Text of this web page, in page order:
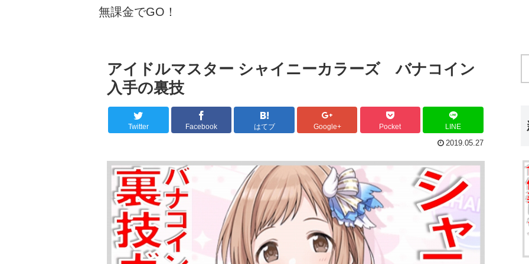
無課金でGO！
アイドルマスター シャイニーカラーズ バナコイン
入手の裏技
Twitter Facebook はてブ Google+ Pocket LINE
2019.05.27